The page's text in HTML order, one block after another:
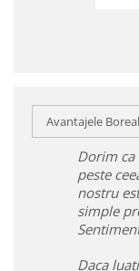
Avantajele
Dorim ca
peste
nostru
simple
Daca